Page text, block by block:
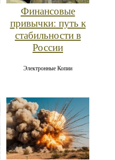
Финансовые
привычки: путь к
стабильности в
России
Электронные Копии